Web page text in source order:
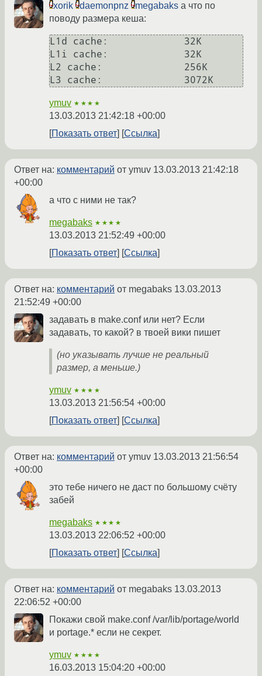
xorik daemonpnz megabaks а что по
поводу размера кеша:
L1d cache:             32K
L1i cache:             32K
L2 cache:              256K
ymuv ★★★★
13.03.2013 21:42:18 +00:00
Показать ответ
Ссылка
Ответ на: комментарий от ymuv 13.03.2013 21:42:18
+00:00
а что с ними не так?
megabaks ★★★★
13.03.2013 21:52:49 +00:00
Показать ответ
Ссылка
Ответ на: комментарий от megabaks 13.03.2013
21:52:49 +00:00
задавать в make.conf или нет? Если
задавать, то какой? в твоей вики пишет
(но указывать лучше не реальный
размер, а меньше.)
ymuv ★★★★
13.03.2013 21:56:54 +00:00
Показать ответ
Ссылка
Ответ на: комментарий от ymuv 13.03.2013 21:56:54
+00:00
это тебе ничего не даст по большому счёту
забей
megabaks ★★★★
13.03.2013 22:06:52 +00:00
Показать ответ
Ссылка
Ответ на: комментарий от megabaks 13.03.2013
22:06:52 +00:00
Покажи свой make.conf /var/lib/portage/world
и portage.* если не секрет.
ymuv ★★★★
16.03.2013 15:04:20 +00:00